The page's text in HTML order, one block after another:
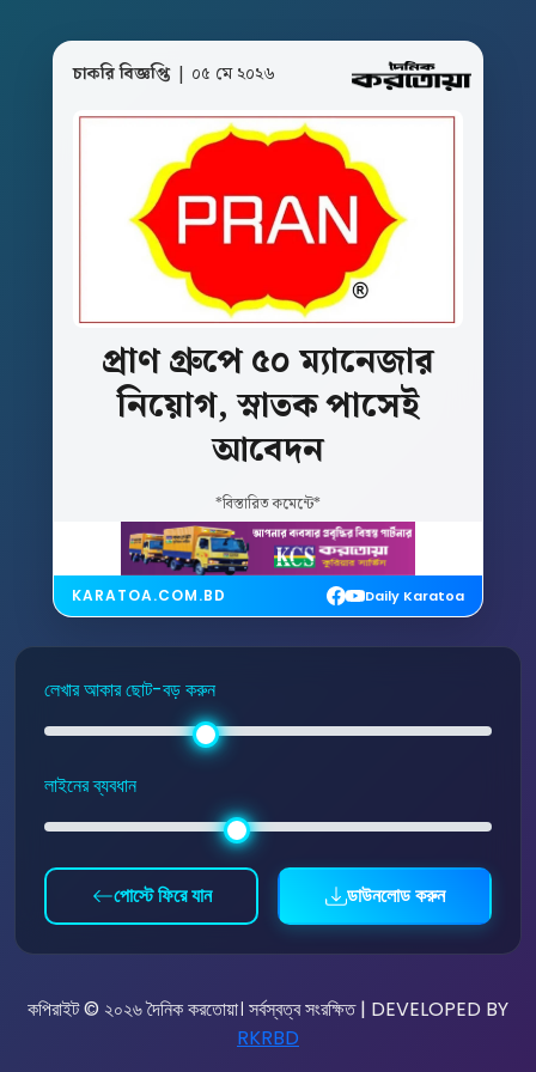
চাকরি বিজ্ঞপ্তি | ০৫ মে ২০২৬
প্রাণগ্রুপে৫০ম্যানেজার
নিয়োগ, স্নাতকপাসেই
আবেদন
*বিস্তারিত কমেন্টে*
KARATOA.COM.BD Daily Karatoa
লেখার আকার ছোট-বড় করুন
লাইনের ব্যবধান
পোস্টে ফিরে যান ডাউনলোড করুন
কপিরাইট © ২০২৬ দৈনিক করতোয়া। সর্বস্বত্ব সংরক্ষিত | DEVELOPED BY
RKRBD